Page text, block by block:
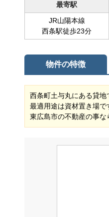
最寄駅
JR山陽本線
西条駅徒歩23分
物件の特徴
西条町土与丸にある貸地
最適用途は資材置き場
東広島市の不動産の事